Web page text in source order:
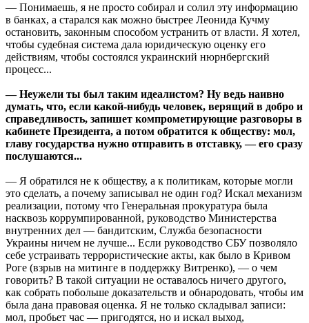
— Понимаешь, я не просто собирал и солил эту информацию
в банках, а старался как можно быстрее Леонида Кучму
остановить, законным способом устранить от власти. Я хотел,
чтобы судебная система дала юридическую оценку его
действиям, чтобы состоялся украинский нюрнбергский
процесс...
— Неужели ты был таким идеалистом? Ну ведь наивно
думать, что, если какой-нибудь человек, верящий в добро и
справедливость, запишет компрометирующие разговоры в
кабинете Президента, а потом обратится к обществу: мол,
главу государства нужно отправить в отставку, — его сразу
послушаются...
— Я обратился не к обществу, а к политикам, которые могли
это сделать, а почему записывал не один год? Искал механизм
реализации, потому что Генеральная прокуратура была
насквозь коррумпированной, руководство Министерства
внутренних дел — бандитским, Служба безопасности
Украины ничем не лучше... Если руководство СБУ позволяло
себе устраивать террористические акты, как было в Кривом
Роге (взрыв на митинге в поддержку Витренко), — о чем
говорить? В такой ситуации не оставалось ничего другого,
как собрать побольше доказательств и обнародовать, чтобы им
была дана правовая оценка. Я не только складывал записи:
мол, пробьет час — пригодятся, но и искал выход,